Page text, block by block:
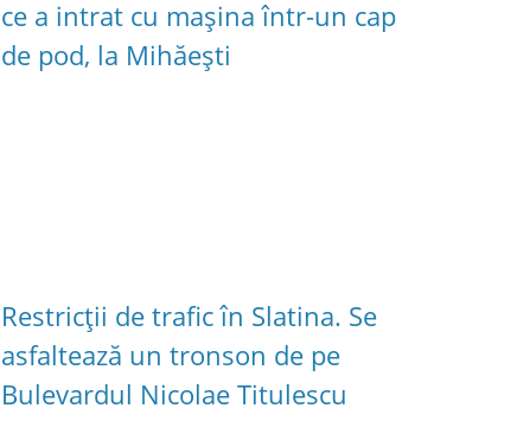
ce a intrat cu mașina într-un cap
de pod, la Mihăești
Restricții de trafic în Slatina. Se
asfaltează un tronson de pe
Bulevardul Nicolae Titulescu